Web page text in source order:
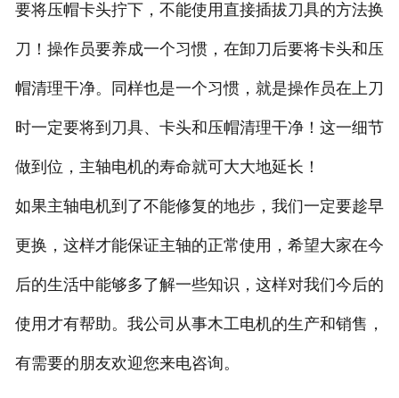
要将压帽卡头拧下，不能使用直接插拔刀具的方法换
刀！操作员要养成一个习惯，在卸刀后要将卡头和压
帽清理干净。同样也是一个习惯，就是操作员在上刀
时一定要将到刀具、卡头和压帽清理干净！这一细节
做到位，主轴电机的寿命就可大大地延长！
如果主轴电机到了不能修复的地步，我们一定要趁早
更换，这样才能保证主轴的正常使用，希望大家在今
后的生活中能够多了解一些知识，这样对我们今后的
使用才有帮助。我公司从事木工电机的生产和销售，
有需要的朋友欢迎您来电咨询。